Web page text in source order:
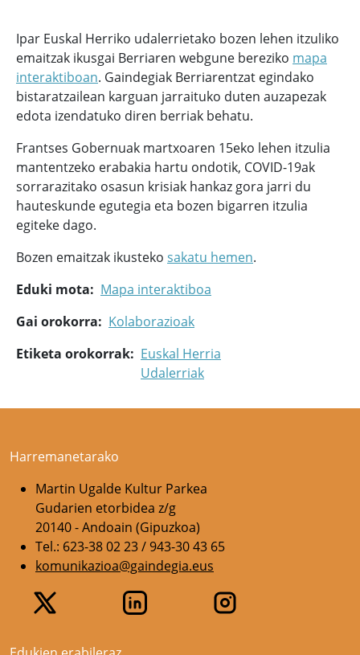
Ipar Euskal Herriko udalerrietako bozen lehen itzuliko
emaitzak ikusgai Berriaren webgune bereziko mapa
interaktiboan. Gaindegiak Berriarentzat egindako
bistaratzailean karguan jarraituko duten auzapezak
edota izendatuko diren berriak behatu.
Frantses Gobernuak martxoaren 15eko lehen itzulia
mantentzeko erabakia hartu ondotik, COVID-19ak
sorrarazitako osasun krisiak hankaz gora jarri du
hauteskunde egutegia eta bozen bigarren itzulia
egiteke dago.
Bozen emaitzak ikusteko sakatu hemen.
Eduki mota
Mapa interaktiboa
Gai orokorra
Kolaborazioak
Etiketa orokorrak
Euskal Herria
Udalerriak
Harremanetarako
Martin Ugalde Kultur Parkea
Gudarien etorbidea z/g
20140 - Andoain (Gipuzkoa)
Tel.: 623-38 02 23 / 943-30 43 65
komunikazioa@gaindegia.eus